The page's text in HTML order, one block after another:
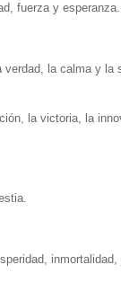
fuerza y esperanza.
la calma y
la victoria, la